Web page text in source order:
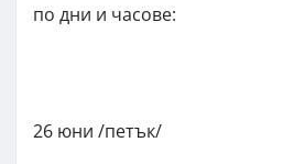
по дни и часове:
26 юни /петък/